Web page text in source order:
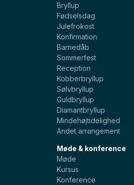
Bryllup
Fødselsdag
Julefrokost
Konfirmation
Barnedåb
Sommerfest
Reception
Kobberbryllup
Sølvbryllup
Guldbryllup
Diamantbryllup
Mindehøjtidelighed
Andet arrangement
Møde & konference
Møde
Kursus
Konference